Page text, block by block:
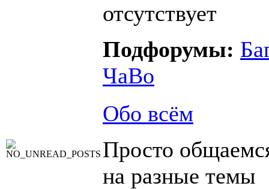
отсутствует
Подфорумы:
ЧаВо
Обо всём
Просто
на разные темы